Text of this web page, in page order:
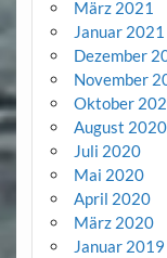
März 2021
Januar 2021
Dezember
November
Oktober
August 2020
Juli 2020
Mai 2020
April 2020
März 2020
Januar 2019